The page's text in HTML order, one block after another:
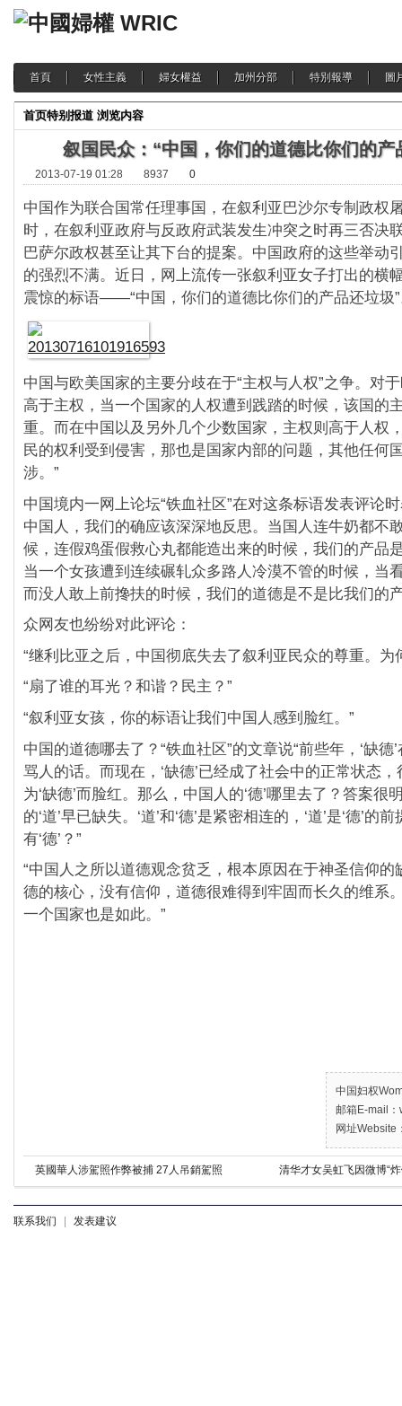
首頁 女性主義 婦女權益 加州分部 特別報導 圖
首页特别报道 浏览内容
叙国民众：“中国，你们的道德比你们的产
2013-07-19 01:28 8937 0
中国作为联合国常任理事国，在叙利亚巴沙尔专制政权
时，在叙利亚政府与反政府武装发生冲突之时再三否决
巴萨尔政权甚至让其下台的提案。中国政府的这些举动
的强烈不满。近日，网上流传一张叙利亚女子打出的横
震惊的标语——“中国，你们的道德比你们的产品还垃圾
中国与欧美国家的主要分歧在于“主权与人权”之争。对
高于主权，当一个国家的人权遭到践踏的时候，该国的
重。而在中国以及另外几个少数国家，主权则高于人权
民的权利受到侵害，那也是国家内部的问题，其他任何
涉。”
中国境内一网上论坛“铁血社区”在对这条标语发表评论
中国人，我们的确应该深深地反思。当国人连牛奶都不
候，连假鸡蛋假救心丸都能造出来的时候，我们的产品
当一个女孩遭到连续碾轧众多路人冷漠不管的时候，当
而没人敢上前搀扶的时候，我们的道德是不是比我们的
众网友也纷纷对此评论：
“继利比亚之后，中国彻底失去了叙利亚民众的尊重。为
“扇了谁的耳光？和谐？民主？”
“叙利亚女孩，你的标语让我们中国人感到脸红。”
中国的道德哪去了？“铁血社区”的文章说“前些年，‘缺德
骂人的话。而现在，‘缺德’已经成了社会中的正常状态
为‘缺德’而脸红。那么，中国人的‘德’哪里去了？答案很
的‘道’早已缺失。‘道’和‘德’是紧密相连的，‘道’是‘德’的
有‘德’？”
“中国人之所以道德观念贫乏，根本原因在于神圣信仰的
德的核心，没有信仰，道德很难得到牢固而长久的维系
一个国家也是如此。”
中国妇权
邮箱E-mail
网址Website
英國華人涉駕照作弊被捕 27人吊銷駕照 清华才女吴虹飞因微博“
联系我们 发表建议